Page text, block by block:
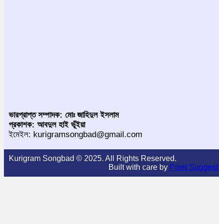
ভারপ্রাপ্ত সম্পাদক: মোঃ জাহিদুল ইসলাম
প্রকাশক: আবদুল হাই ভূঁইয়া
ইমেইল: kurigramsongbad@gmail.com
Kurigram Songbad © 2025. All Rights Reserved.
Built with care by Pixel Suggest